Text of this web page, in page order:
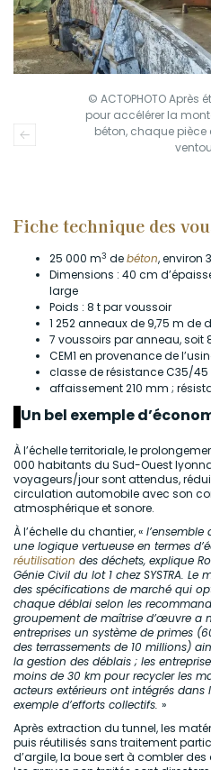
© ACTOPHOTO
pour accélérer la
béton, chaque pièce
Fiche technique des
25 000 m3 debéton, environ
Dimensions : 40 cm
large
Poids : 8 t par voussoir
1 252 anneaux de 9,75 m de
7 voussoirs par anneau, soit
CEM1 en provenance de
classe de résistance C35/45
affaissement 210 mm ;
Un bel exemple
À l’échelle territoriale, le
000 habitants du Sud-Ouest
voyageurs/jour sont attendus,
circulation automobile avec son
atmosphérique et sonore.
À l’échelle du chantier, « l’ensemble
une logique vertueuse en termes
réutilisation des déchets, explique
Génie Civil du lot 1 chez SYSTRA.
des spécifications de marché qui
chaque déblai selon les
groupement de maîtrise d’œuvre a
entreprises un système de primes
des terrassements de 10 millions)
la gestion des déblais ; les
moins de 30 km pour recycler les
acteurs extérieurs ont intégrés dans
exemple d’efforts collectifs. »
Après extraction du tunnel, les
puis réutilisés sans traitement
d’argile, la boue sert à combler